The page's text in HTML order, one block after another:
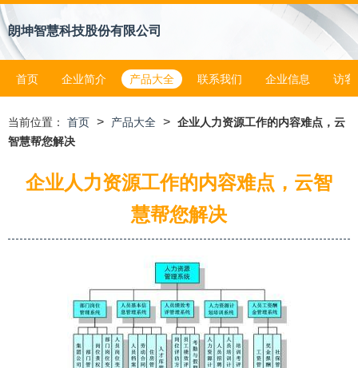
朗坤智慧科技股份有限公司
首页 企业简介 产品大全 联系我们 企业信息 访客
当前位置： 首页 > 产品大全 > 企业人力资源工作的内容难点，云
智慧帮您解决
企业人力资源工作的内容难点，云智
慧帮您解决